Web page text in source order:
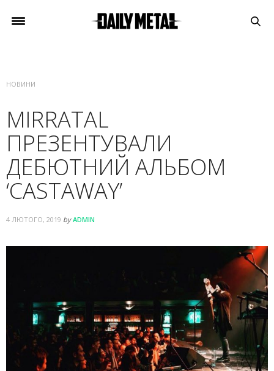
НОВИНИ
MIRRATAL
ПРЕЗЕНТУВАЛИ
ДЕБЮТНИЙ АЛЬБОМ
‘CASTAWAY’
4 ЛЮТОГО, 2019 by ADMIN